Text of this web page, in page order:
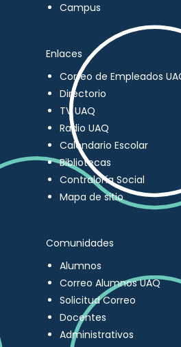
Campus
Enlaces
Correo de Empleados
Directorio
TV UAQ
Radio UAQ
Calendario Escolar
Bibliotecas
Contraloría Social
Mapa de sitio
Comunidades
Alumnos
Correo Alumnos UAQ
Solicitud Correo
Docentes
Administrativos